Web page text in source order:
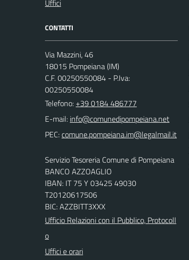
Uffici
CONTATTI
Via Mazzini, 46
18015 Pompeiana (IM)
C.F. 00250550084 - P.Iva:
00250550084
Telefono: +39 0184 486777
E-mail:
PEC:
Servizio Tesoreria Comune di Pompeiana
BANCO AZZOAGLIO
IBAN: IT 75 Y 03425 49030
T20120617506
BIC: AZZBITT3XXX
Ufficio Relazioni con il Pubblico, Protocoll
o
Uffici e orari